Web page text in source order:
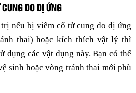
DO DỊ ỨNG
nếu bị viêm cổ tử cung do dị ứng
thai) hoặc kích thích vật lý thì
dụng các vật dụng này. Bạn có thể
sinh hoặc vòng tránh thai mới phù